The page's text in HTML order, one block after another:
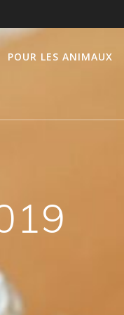
POUR LES ANIMAUX